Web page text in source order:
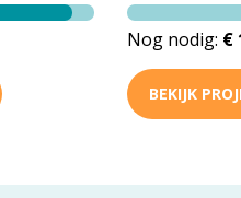
Nog nodig: €
BEKIJK